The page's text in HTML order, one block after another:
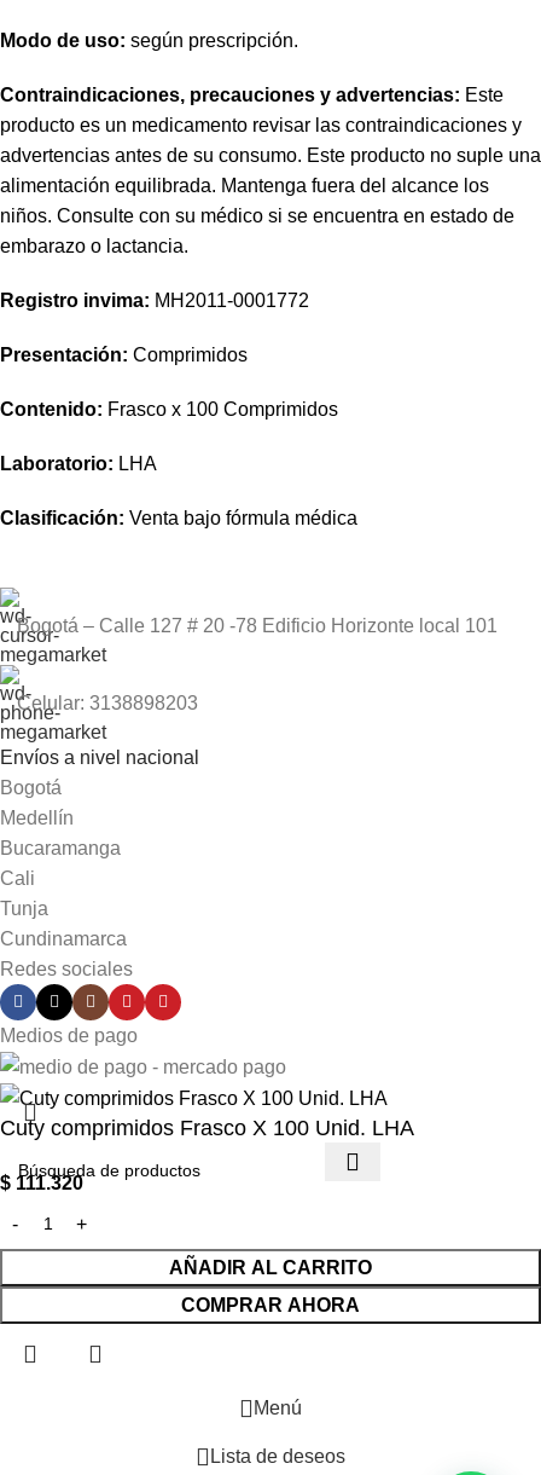
Modo de uso: según prescripción.
Contraindicaciones, precauciones y advertencias: Este
producto es un medicamento revisar las contraindicaciones y
advertencias antes de su consumo. Este producto no suple una
alimentación equilibrada. Mantenga fuera del alcance los
niños. Consulte con su médico si se encuentra en estado de
embarazo o lactancia.
Registro invima: MH2011-0001772
Presentación: Comprimidos
Contenido: Frasco x 100 Comprimidos
Laboratorio: LHA
Clasificación: Venta bajo fórmula médica
Bogotá – Calle 127 # 20 -78 Edificio Horizonte local 101
Celular: 3138898203
Envíos a nivel nacional
Bogotá
Medellín
Bucaramanga
Cali
Tunja
Cundinamarca
Redes sociales
Medios de pago
Cuty comprimidos Frasco X 100 Unid. LHA
$ 111.320
AÑADIR AL CARRITO
COMPRAR AHORA
Menú
Lista de deseos